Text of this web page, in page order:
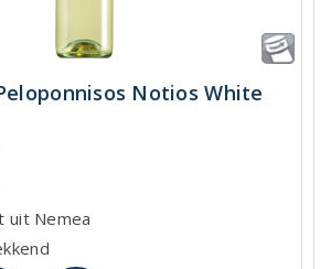
Notios White
uit Nemea